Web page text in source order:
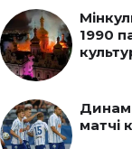
1990
матчі